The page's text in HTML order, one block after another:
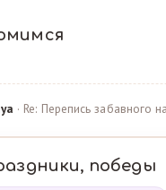
· Re: Перепись забавного
победы